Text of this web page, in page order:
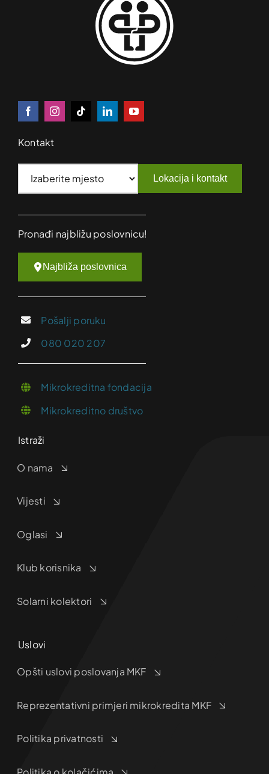
Kontakt
Lokacija i kontakt
Pronađi najbližu poslovnicu!
Najbliža poslovnica
Pošalji poruku
080 020 207
Mikrokreditna fondacija
Mikrokreditno društvo
Istraži
O nama
Vijesti
Oglasi
Klub korisnika
Solarni kolektori
Uslovi
Opšti uslovi poslovanja MKF
Reprezentativni primjeri mikrokredita MKF
Politika privatnosti